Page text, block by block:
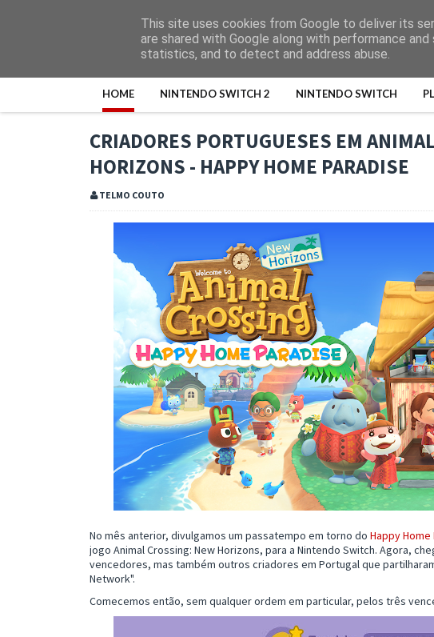
HOME NINTENDO SWITCH 2 NINTENDO SWITCH
CRIADORES PORTUGUESES EM
HORIZONS - HAPPY HOME PARADISE
TELMO COUTO
No mês anterior, divulgamos um passatempo em torno do Happy Home
jogo Animal Crossing: New Horizons, para a Nintendo Switch. Agora,
vencedores, mas também outros criadores em Portugal que
Network".
Comecemos então, sem qualquer ordem em particular, pelos três
This site uses cookies from Google to deliver its
are shared with Google along with performance
statistics, and to detect and address abuse.